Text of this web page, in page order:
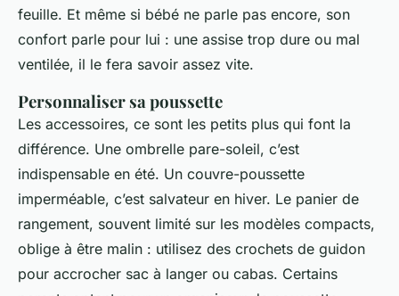
feuille. Et même si bébé ne parle pas encore, son
confort parle pour lui : une assise trop dure ou mal
ventilée, il le fera savoir assez vite.
Personnaliser sa poussette
Les accessoires, ce sont les petits plus qui font la
différence. Une ombrelle pare-soleil, c’est
indispensable en été. Un couvre-poussette
imperméable, c’est salvateur en hiver. Le panier de
rangement, souvent limité sur les modèles compacts,
oblige à être malin : utilisez des crochets de guidon
pour accrocher sac à langer ou cabas. Certains